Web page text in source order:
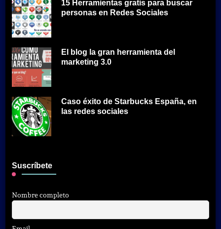
15 Herramientas gratis para buscar
personas en Redes Sociales
El blog la gran herramienta del
marketing 3.0
Caso éxito de Starbucks España, en
las redes sociales
Suscríbete
Nombre completo